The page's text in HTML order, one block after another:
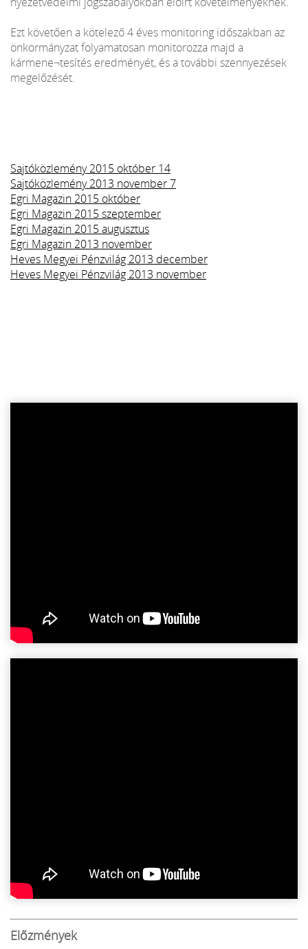
Ezt követően a kötelező 4 éves monitoring időszakban az
önkormányzat folyamatosan monitorozza majd a
kármene¬tesítés eredményét, és a további szennyezések
megelőzését.
Sajtóközlemény 2015 október 14
Sajtóközlemény 2013 november 7
Egri Magazin 2015 október
Egri Magazin 2015 szeptember
Egri Magazin 2015 augusztus
Egri Magazin 2013 november
Heves Megyei Pénzvilág 2013 december
Heves Megyei Pénzvilág 2013 november
Előzmények